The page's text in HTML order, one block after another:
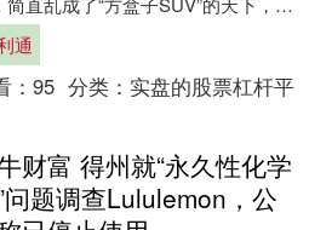
场神仙打架。从十几万的亲民款到
的豪华款....
通
： 95 分类： 实盘的股票杠杆平
财富 得州就“永久性化学
问题调查Lululemon，公